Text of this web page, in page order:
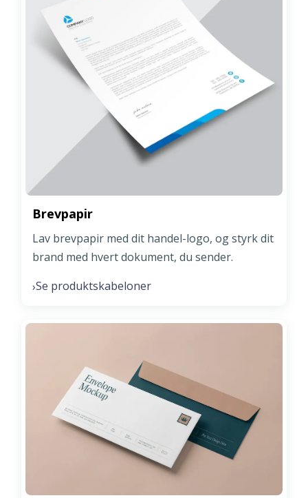
Brevpapir
Lav brevpapir med dit handel-logo, og styrk dit
brand med hvert dokument, du sender.
›Se produktskabeloner